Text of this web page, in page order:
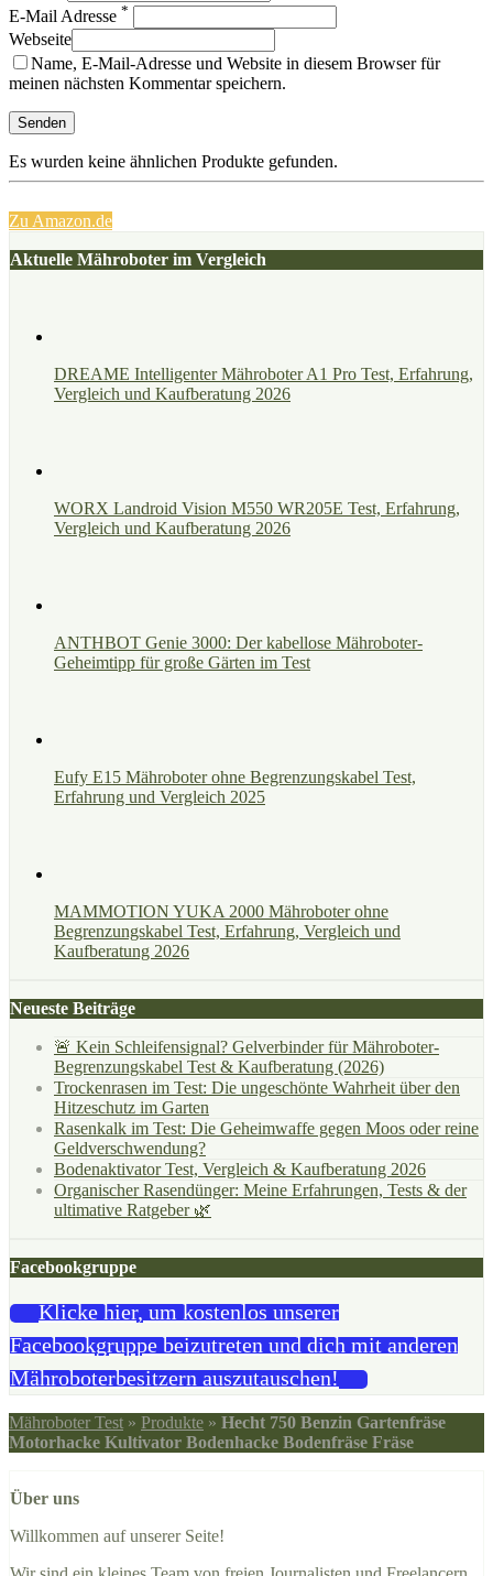
E-Mail Adresse *
Webseite
Name, E-Mail-Adresse und Website in diesem Browser für
meinen nächsten Kommentar speichern.
Es wurden keine ähnlichen Produkte gefunden.
Zu Amazon.de
Aktuelle Mähroboter im Vergleich
DREAME Intelligenter Mähroboter A1 Pro Test, Erfahrung,
Vergleich und Kaufberatung 2026
WORX Landroid Vision M550 WR205E Test, Erfahrung,
Vergleich und Kaufberatung 2026
ANTHBOT Genie 3000: Der kabellose Mähroboter-
Geheimtipp für große Gärten im Test
Eufy E15 Mähroboter ohne Begrenzungskabel Test,
Erfahrung und Vergleich 2025
MAMMOTION YUKA 2000 Mähroboter ohne
Begrenzungskabel Test, Erfahrung, Vergleich und
Kaufberatung 2026
Neueste Beiträge
🚨 Kein Schleifensignal? Gelverbinder für Mähroboter-
Begrenzungskabel Test & Kaufberatung (2026)
Trockenrasen im Test: Die ungeschönte Wahrheit über den
Hitzeschutz im Garten
Rasenkalk im Test: Die Geheimwaffe gegen Moos oder reine
Geldverschwendung?
Bodenaktivator Test, Vergleich & Kaufberatung 2026
Organischer Rasendünger: Meine Erfahrungen, Tests & der
ultimative Ratgeber 🌿
Facebookgruppe
Klicke hier, um kostenlos unserer
Facebookgruppe beizutreten und dich mit anderen
Mähroboterbesitzern auszutauschen!
Mähroboter Test » Produkte » Hecht 750 Benzin Gartenfräse
Motorhacke Kultivator Bodenhacke Bodenfräse Fräse
Über uns
Willkommen auf unserer Seite!